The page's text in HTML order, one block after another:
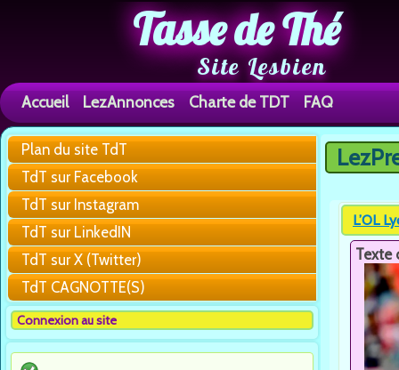
Tasse de Thé
Site Lesbien
Accueil LezAnnonces Charte de TDT FAQ
Plan du site TdT
TdT sur Facebook
TdT sur Instagram
TdT sur LinkedIN
TdT sur X (Twitter)
TdT CAGNOTTE(S)
Connexion au site
Vous
L’OL
Texte